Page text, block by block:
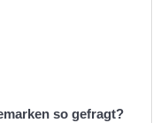
so gefragt?